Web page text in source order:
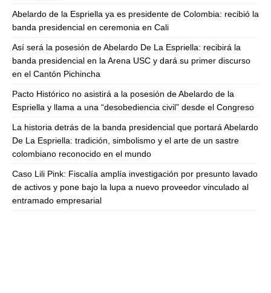
Abelardo de la Espriella ya es presidente de Colombia: recibió la
banda presidencial en ceremonia en Cali
Así será la posesión de Abelardo De La Espriella: recibirá la
banda presidencial en la Arena USC y dará su primer discurso
en el Cantón Pichincha
Pacto Histórico no asistirá a la posesión de Abelardo de la
Espriella y llama a una “desobediencia civil” desde el Congreso
La historia detrás de la banda presidencial que portará Abelardo
De La Espriella: tradición, simbolismo y el arte de un sastre
colombiano reconocido en el mundo
Caso Lili Pink: Fiscalía amplía investigación por presunto lavado
de activos y pone bajo la lupa a nuevo proveedor vinculado al
entramado empresarial